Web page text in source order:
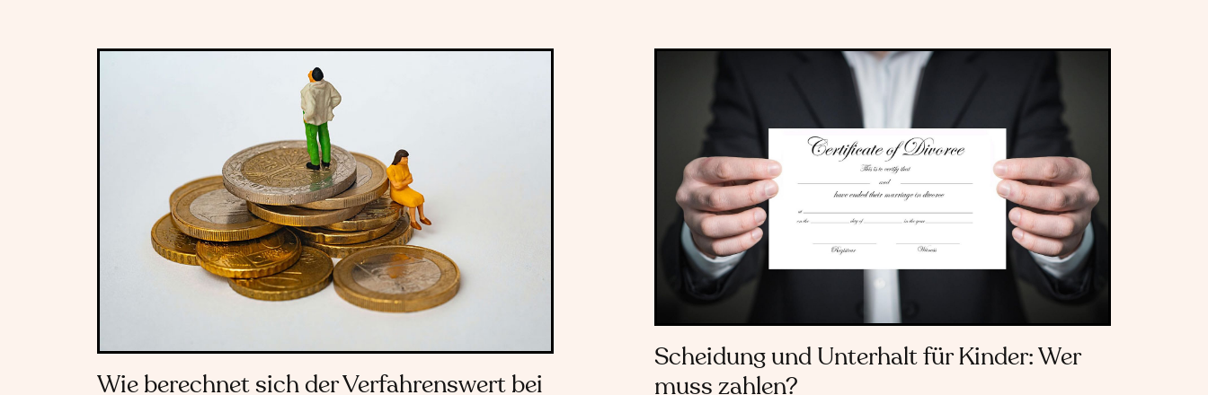
Wie berechnet sich der Verfahrenswert bei
Scheidung und Unterhalt für Kinder: Wer
muss zahlen?